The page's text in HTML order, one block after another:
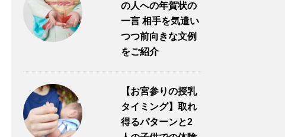
の人への年賀状の
一言 相手を気遣い
つつ前向きな文例
をご紹介
【お宮参りの授乳
タイミング】取れ
得るパターンと2